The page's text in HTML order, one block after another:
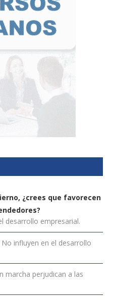
¿crees que favorecen
desarrollo empresarial.
influyen en el desarrollo
marcha perjudican a las